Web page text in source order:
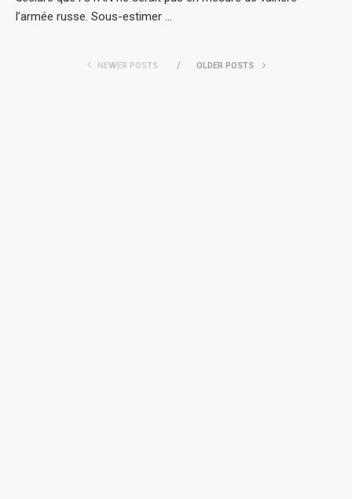
l’armée russe. Sous-estimer …
NEWER POSTS OLDER POSTS